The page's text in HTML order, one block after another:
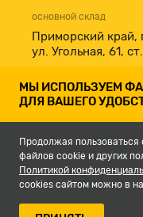
основной склад
Приморский край,
ул. Угольная, 61,
принимаем к оплате
МЫ ИСПОЛЬЗУЕМ
ДЛЯ ВАШЕГО
Продолжая пользоваться
файлов cookie и других
Политикой
cookies сайтом можно в